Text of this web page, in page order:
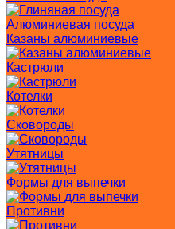
Алюминиевая посуда
Казаны алюминиевые
Кастрюли
Котелки
Сковороды
Утятницы
Формы для выпечки
Противни